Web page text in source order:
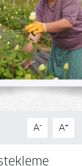
A- A+